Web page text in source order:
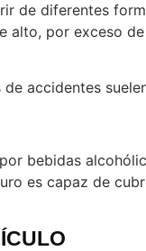
de diferentes
alto, por exceso
accidentes
bebidas
es capaz de